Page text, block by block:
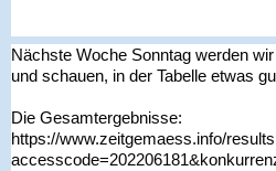
Nächste Woche Sonntag werden
und schauen, in der Tabelle etwas
Die Gesamtergebnisse:
https://www.zeitgemaess.info/